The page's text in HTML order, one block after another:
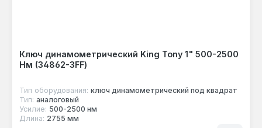
Ключ динамометрический King Tony 1" 500-2500
Нм (34862-3FF)
Тип оборудования: ключ динамометрический под квадрат
Тип: аналоговый
Усилие: 500-2500 нм
Длина: 2755 мм